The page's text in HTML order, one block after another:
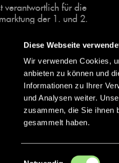
Diese Webseite
Wir verwenden Cookies,
anbieten zu können und
Informationen zu Ihrer
und Analysen weiter.
zusammen, die Sie ihnen
gesammelt haben.
Einwilligungsauswahl
verantwortlich für die
der 1. und 2.
60 Vereine unter dem
sowohl im
Bereich.